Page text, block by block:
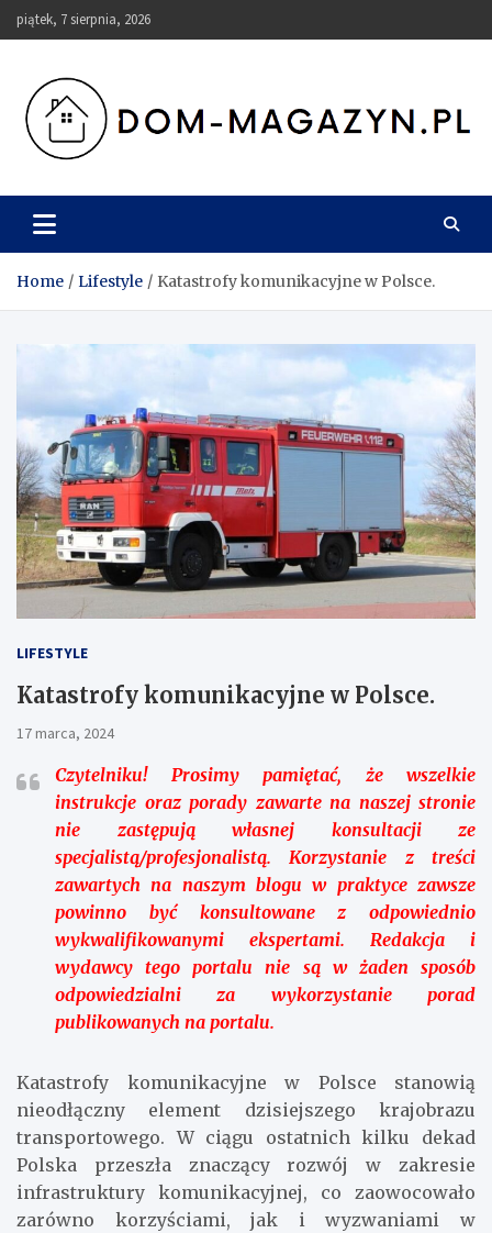
Skip
to
piątek, 7 sierpnia, 2026
Dom-Magazyn.pl
Home Lifestyle Katastrofy komunikacyjne w Polsce.
LIFESTYLE
Katastrofy komunikacyjne w Polsce.
17 marca, 2024
Czytelniku!Prosimy pamiętać, że wszelkie
instrukcje oraz porady zawarte na naszej stronie
nie zastępują własnej konsultacji ze
specjalistą/profesjonalistą. Korzystanie z treści
zawartych na naszym blogu w praktyce zawsze
powinno być konsultowane z odpowiednio
wykwalifikowanymi ekspertami. Redakcja i
wydawcy tego portalu nie są w żaden sposób
odpowiedzialni za wykorzystanie porad
publikowanych na portalu.
Katastrofy komunikacyjne w Polsce stanowią
nieodłączny element dzisiejszego krajobrazu
transportowego. W ciągu ostatnich kilku dekad
Polska przeszła znaczący rozwój w zakresie
infrastruktury komunikacyjnej, co zaowocowało
zarówno korzyściami, jak i wyzwaniami w